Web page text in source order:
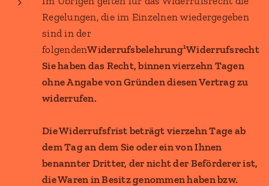
Regelungen, die im Einzelnen wiedergegeben
sind in der
folgendenWiderrufsbelehrung¹Widerrufsrecht
Sie haben das Recht, binnen vierzehn Tagen
ohne Angabe von Gründen diesen Vertrag zu
widerrufen.
Die Widerrufsfrist beträgt vierzehn Tage ab
dem Tag an dem Sie oder ein von Ihnen
benannter Dritter, der nicht der Beförderer ist,
die Waren in Besitz genommen haben bzw.